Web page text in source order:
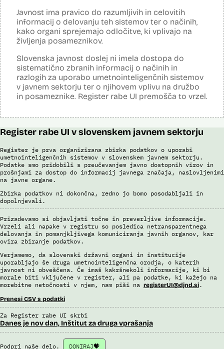
Javnost ima pravico do razumljivih in celovitih
informacij o delovanju teh sistemov ter o načinih,
kako organi sprejemajo odločitve, ki vplivajo na
življenja posameznikov.
Slovenska javnost doslej ni imela dostopa do
sistematično zbranih informacij o načinih in
razlogih za uporabo umetnointeligenčnih sistemov
v javnem sektorju ter o njihovem vplivu na družbo
in posameznike. Register rabe UI premošča to vrzel.
Register rabe UI v slovenskem javnem sektorju
Register je prva organizirana zbirka podatkov o uporabi
umetnointeligenčnih sistemov v slovenskem javnem sektorju.
Podatke smo pridobili s preučevanjem javno dostopnih virov in
prošnjami za dostop do informacij javnega značaja, naslovljenimi
na javne organe.
Zbirka podatkov ni dokončna, redno jo bomo posodabljali in
dopolnjevali.
Prizadevamo si objavljati točne in preverljive informacije.
Vrzeli ali napake v registru so posledica netransparentnega
delovanja in pomanjkljivega komuniciranja javnih organov, kar
ovira zbiranje podatkov.
Verjamemo, da slovenski državni organi in institucije
uporabljajo še druga umetnointeligenčna orodja, o katerih
javnost ni obveščena. Če imaš kakršnekoli informacije, ki bi
morale biti vključene v register, ali pa podatke, ki kažejo na
morebitne netočnosti v njem, nam piši na registerUI@djnd.si.
Prenesi CSV s podatki
Za Register rabe UI skrbi
Danes je nov dan, Inštitut za druga vprašanja
Podpri naše delo. DONIRAJ